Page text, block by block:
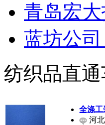
青岛宏
蓝坊公
纺织品直通
全涤工
河